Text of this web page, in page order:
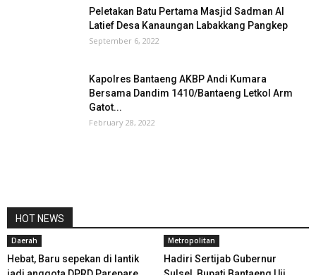
Peletakan Batu Pertama Masjid Sadman Al
Latief Desa Kanaungan Labakkang Pangkep
September 6, 2022
Kapolres Bantaeng AKBP Andi Kumara
Bersama Dandim 1410/Bantaeng Letkol Arm
Gatot...
February 28, 2022
HOT NEWS
Daerah
Hebat, Baru sepekan di lantik
Metropolitan
Hadiri Sertijab Gubernur